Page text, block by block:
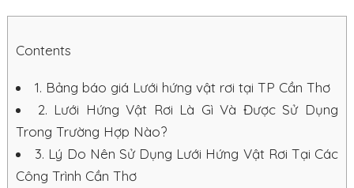
Contents
1. Bảng báo giá Lưới hứng vật rơi tại TP Cần Thơ
2. Lưới Hứng Vật Rơi Là Gì Và Được Sử Dụng
Trong Trường Hợp Nào?
3. Lý Do Nên Sử Dụng Lưới Hứng Vật Rơi Tại Các
Công Trình Cần Thơ